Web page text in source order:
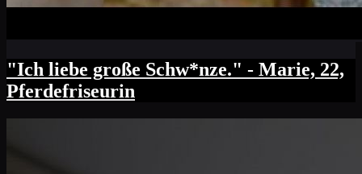
"Ich liebe große Schw*nze." - Marie, 22,
Pferdefriseurin